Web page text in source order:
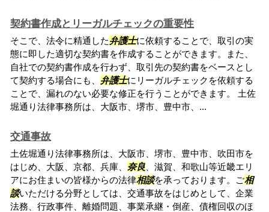
契約書作成とリーガルチェックの重要性
そこで、法令に精通した弁護士に依頼することで、取引の実
態に即した適切な契約書を作成することができます。また、
自社での契約書作成を行わず、取引先の契約書をベースとし
て契約する場合にも、 弁護士にリーガルチェックを依頼する
ことで、漏れのない必要な修正を行うことができます。 土佐
堀通り法律事務所は、大阪市、堺市、豊中市、...
交通事故
土佐堀通り法律事務所は、大阪市、堺市、豊中市、吹田市を
はじめ、大阪、京都、兵庫、 奈良 、滋賀、和歌山等近畿エリ
アにお住まいの皆様からの法律相談を承っております。ご相
談いただける分野としては、交通事故をはじめとして、企業
法務、行政事件、離婚問題、事業承継・倒産、債権回収のほ